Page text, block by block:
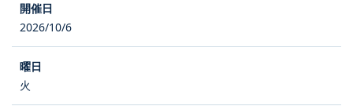
2026/10/6
火